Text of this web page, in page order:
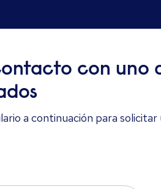
con uno
a continuación para solicitar